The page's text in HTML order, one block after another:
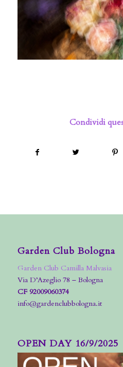
Condividi
Garden Club Bologna
Garden Club Camilla Malvasia
Via D’Azeglio 78 – Bologna
CF 92009060374
info@gardenclubbologna.it
OPEN DAY 16/9/2025